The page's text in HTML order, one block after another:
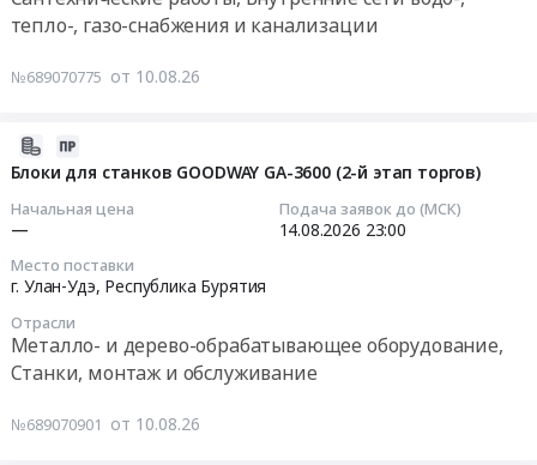
тепло-, газо-снабжения и канализации
№689070775 от 10.08.26
Блоки для станков GOODWAY GA-3600 (2-й этап торгов)
Начальная цена
—
Подача заявок до (МСК)
14.08.2026 23:00
Место поставки
г. Улан-Удэ, Республика Бурятия
Отрасли
Металло- и дерево-обрабатывающее оборудование,
Станки, монтаж и обслуживание
№689070901 от 10.08.26